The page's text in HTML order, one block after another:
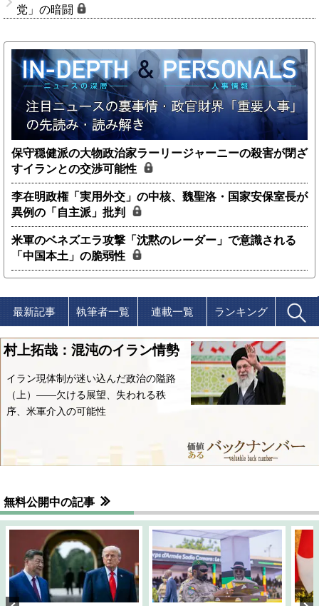
党」の暗闘
保守穏健派の大物政治家ラーリージャーニーの殺害が閉ざ
すイランとの交渉可能性
李在明政権「実用外交」の中核、魏聖洛・国家安保室長が
異例の「自主派」批判
米軍のベネズエラ攻撃「沈黙のレーダー」で意識される
「中国本土」の脆弱性
最新記事 執筆者一覧 連載一覧 ランキング
村上拓哉：混沌のイラン情勢
イラン現体制が迷い込んだ政治の隘路
（上）――欠ける展望、失われる秩
序、米軍介入の可能性
無料公開中の記事